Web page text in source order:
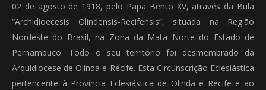
02 de agosto de 1918, pelo Papa Bento XV, através da Bula
“Archidioecesis Olindensis-Recifensis”, situada na Região
Nordeste do Brasil, na Zona da Mata Norte do Estado de
Pernambuco. Todo o seu território foi desmembrado da
Arquidiocese de Olinda e Recife. Esta Circunscrição Eclesiástica
pertencente à Província Eclesiástica de Olinda e Recife e ao